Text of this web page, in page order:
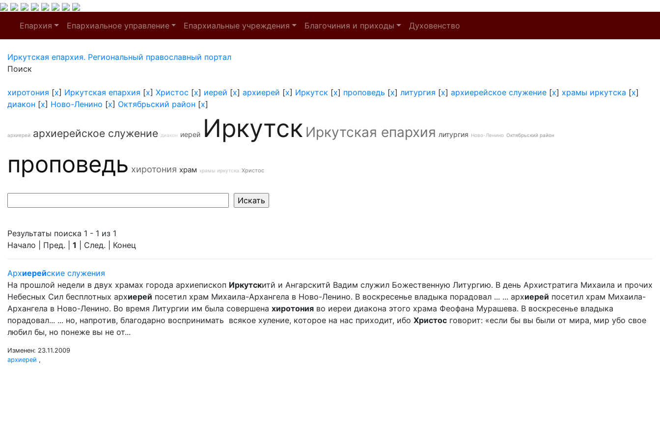
Епархия Епархиальное управление Епархиальные учреждения Благочиния и приходы Духовенство
Иркутская епархия. Региональный православный портал
Поиск
хиротония [x] Иркутская епархия [x] Христос [x] иерей [x] архиерей [x] Иркутск [x] проповедь [x] литургия [x] архиерейское служение [x] храмы иркутска [x]
диакон [x] Ново-Ленино [x] Октябрьский район [x]
архиерей архиерейское служение диакон иерей Иркутск Иркутская епархия литургия Ново-Ленино Октябрьский район
проповедь хиротония храм храмы иркутска Христос
Результаты поиска 1 - 1 из 1
Начало | Пред. | 1 | След. | Конец
Архиерейские служения
На прошлой недели в двух храмах города архиепископ Иркутскитй и Ангарскитй Вадим служил Божественную Литургию. В день Архистратига Михаила и прочих
Небесных Сил бесплотных архиерей посетил храм Михаила-Архангела в Ново-Ленино. В воскресенье владыка порадовал ... ... архиерей посетил храм Михаила-
Архангела в Ново-Ленино. Во время Литургии им была совершена хиротония во иереи диакона этого храма Феофана Мурашева. В воскресенье владыка
порадовал... ... но, напротив, благодарно воспринимать всякое хуление, которое на нас приходит, ибо Христос говорит: «если бы вы были от мира, мир убо свое
любил бы, но понеже вы не от...
Изменен: 23.11.2009
архиерей ,